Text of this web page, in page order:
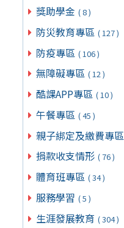
獎助學金 ( 8 )
防災教育專區 ( 127 )
防疫專區 ( 106 )
無障礙專區 ( 12 )
酷課APP專區 ( 10 )
午餐專區 ( 45 )
親子綁定及繳費專區
捐款收支情形 ( 76 )
體育班專區 ( 34 )
服務學習 ( 5 )
生涯發展教育 ( 304 )